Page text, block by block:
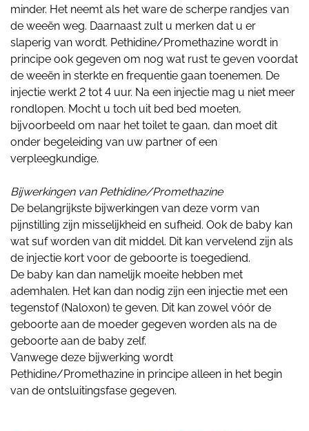
minder. Het neemt als het ware de scherpe randjes van
de weeën weg. Daarnaast zult u merken dat u er
slaperig van wordt. Pethidine/Promethazine wordt in
principe ook gegeven om nog wat rust te geven voordat
de weeën in sterkte en frequentie gaan toenemen. De
injectie werkt 2 tot 4 uur. Na een injectie mag u niet meer
rondlopen. Mocht u toch uit bed bed moeten,
bijvoorbeeld om naar het toilet te gaan, dan moet dit
onder begeleiding van uw partner of een
verpleegkundige.
Bijwerkingen van Pethidine/Promethazine
De belangrijkste bijwerkingen van deze vorm van
pijnstilling zijn misselijkheid en sufheid. Ook de baby kan
wat suf worden van dit middel. Dit kan vervelend zijn als
de injectie kort voor de geboorte is toegediend.
De baby kan dan namelijk moeite hebben met
ademhalen. Het kan dan nodig zijn een injectie met een
tegenstof (Naloxon) te geven. Dit kan zowel vóór de
geboorte aan de moeder gegeven worden als na de
geboorte aan de baby zelf.
Vanwege deze bijwerking wordt
Pethidine/Promethazine in principe alleen in het begin
van de ontsluitingsfase gegeven.